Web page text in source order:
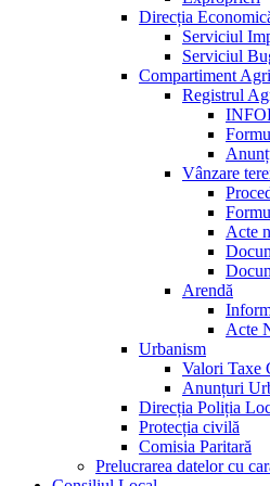
Direcția
Serviciul
Serviciul
Compartiment
Registrul
Vânzare
Acte
Arendă
Acte
Urbanism
Valori Taxe
Anunțuri
Direcția Poliția
Protecția civilă
Comisia Paritară
Prelucrarea datelor cu